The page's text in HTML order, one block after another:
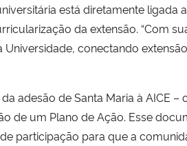
está diretamente ligada
da extensão. “Com
conectando
adesão de Santa Maria à AICE
de um Plano de Ação. Esse
participação para que a